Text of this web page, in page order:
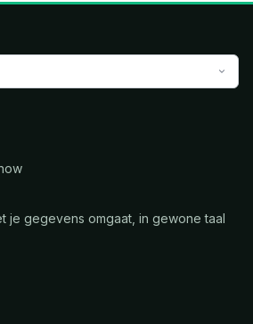
je gegevens omgaat, in gewone taal